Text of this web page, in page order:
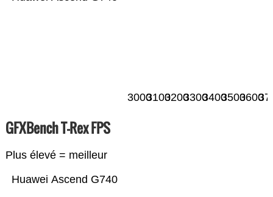
3000310032003300340035003600
GFXBench T-Rex FPS
Plus élevé = meilleur
Huawei Ascend G740